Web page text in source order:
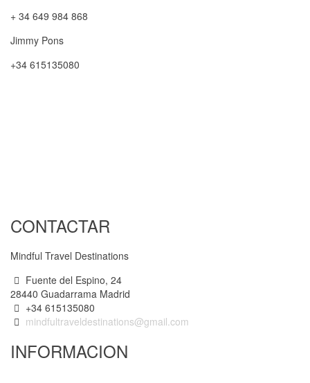
+ 34 649 984 868
Jimmy Pons
+34 615135080
CONTACTAR
Mindful Travel Destinations
Fuente del Espino, 24
28440 Guadarrama Madrid
+34 615135080
mindfultraveldestinations@gmail.com
INFORMACION